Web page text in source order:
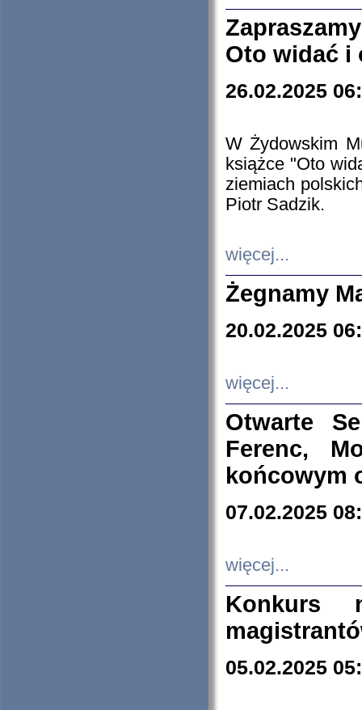
Oto widać i
26.02.2025
W Żydowskim
książce "Oto
ziemiach
Piotr Sadzik.
więcej...
Żegnamy
20.02.2025
więcej...
Otwarte
Ferenc,
końcowym
07.02.2025
więcej...
Konkurs
05.02.2025